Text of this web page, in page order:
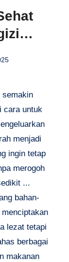
semakin
cara untuk
menjadi
ingin tetap
merogoh
...
bahan-
menciptakan
lezat tetapi
berbagai
makanan